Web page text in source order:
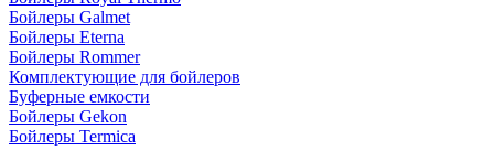
Бойлеры Galmet
Бойлеры Eterna
Бойлеры Rommer
Комплектующие для бойлеров
Буферные емкости
Бойлеры Gekon
Бойлеры Termica